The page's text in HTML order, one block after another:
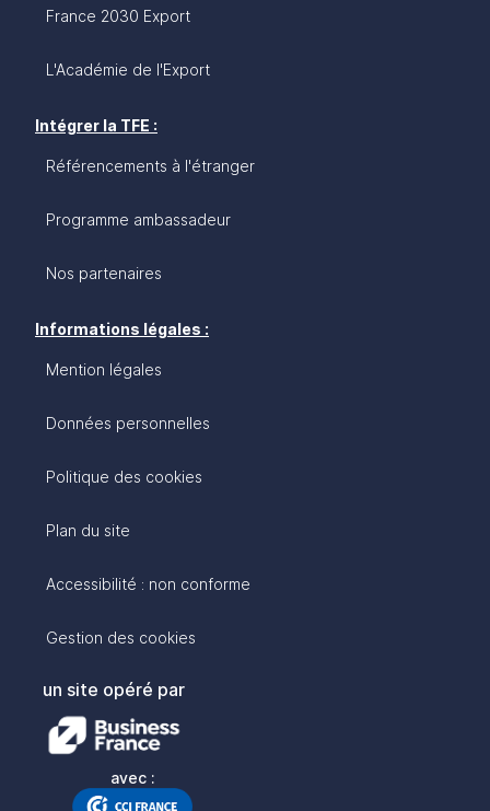
France 2030 Export
L'Académie de l'Export
Intégrer la TFE :
Référencements à l'étranger
Programme ambassadeur
Nos partenaires
Informations légales :
Mention légales
Données personnelles
Politique des cookies
Plan du site
Accessibilité : non conforme
Gestion des cookies
un site opéré par
avec :